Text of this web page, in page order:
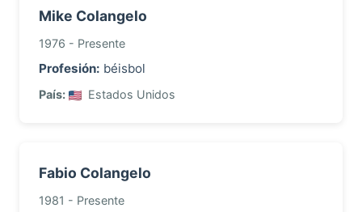
Mike Colangelo
1976 - Presente
Profesión: béisbol
País: Estados Unidos
Fabio Colangelo
1981 - Presente